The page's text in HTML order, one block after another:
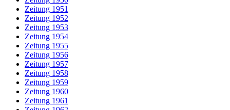
Zeitung 1951
Zeitung 1952
Zeitung 1953
Zeitung 1954
Zeitung 1955
Zeitung 1956
Zeitung 1957
Zeitung 1958
Zeitung 1959
Zeitung 1960
Zeitung 1961